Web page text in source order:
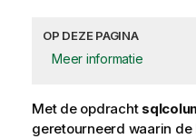
OP DEZE PAGINA
Meer informatie
Met de opdracht
geretourneerd waarin